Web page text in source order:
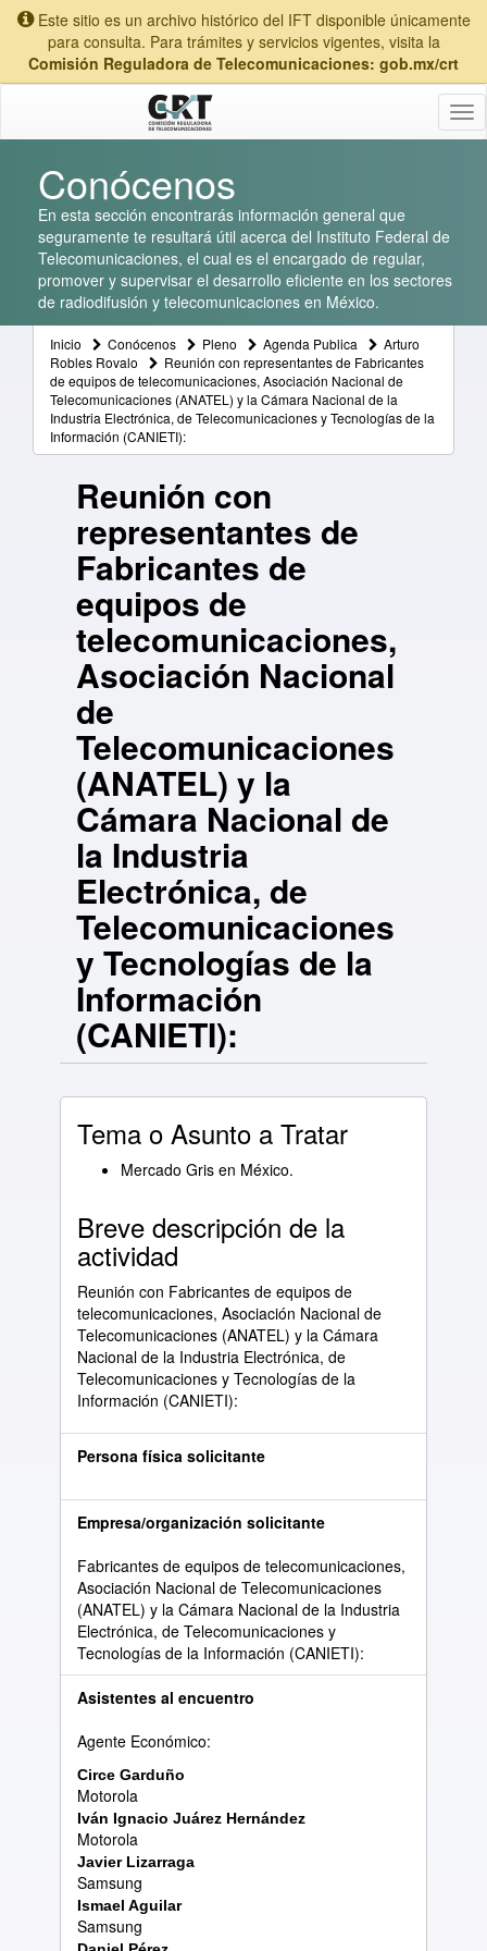
Este sitio es un archivo histórico del IFT disponible únicamente
para consulta. Para trámites y servicios vigentes, visita la
Comisión Reguladora de Telecomunicaciones: gob.mx/crt
Conócenos
En esta sección encontrarás información general que
seguramente te resultará útil acerca del Instituto Federal de
Telecomunicaciones, el cual es el encargado de regular,
promover y supervisar el desarrollo eficiente en los sectores
de radiodifusión y telecomunicaciones en México.
Inicio Conócenos Pleno Agenda Publica
Arturo
Robles Rovalo
Reunión con representantes de Fabricantes
de equipos de telecomunicaciones, Asociación Nacional de
Telecomunicaciones (ANATEL) y la Cámara Nacional de la
Industria Electrónica, de Telecomunicaciones y Tecnologías de la
Información (CANIETI):
Reunión con
representantes de
Fabricantes de
equipos de
telecomunicaciones,
Asociación Nacional
de
Telecomunicaciones
(ANATEL) y la
Cámara Nacional de
la Industria
Electrónica, de
Telecomunicaciones
y Tecnologías de la
Información
(CANIETI):
Tema o Asunto a Tratar
Mercado Gris en México.
Breve descripción de la
actividad
Reunión con Fabricantes de equipos de
telecomunicaciones, Asociación Nacional de
Telecomunicaciones (ANATEL) y la Cámara
Nacional de la Industria Electrónica, de
Telecomunicaciones y Tecnologías de la
Información (CANIETI):
Persona física solicitante
Empresa/organización solicitante
Fabricantes de equipos de telecomunicaciones,
Asociación Nacional de Telecomunicaciones
(ANATEL) y la Cámara Nacional de la Industria
Electrónica, de Telecomunicaciones y
Tecnologías de la Información (CANIETI):
Asistentes al encuentro
Agente Económico:
Circe Garduño
Motorola
Iván Ignacio Juárez Hernández
Motorola
Javier Lizarraga
Samsung
Ismael Aguilar
Samsung